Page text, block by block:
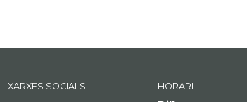
XARXES SOCIALS
HORARI